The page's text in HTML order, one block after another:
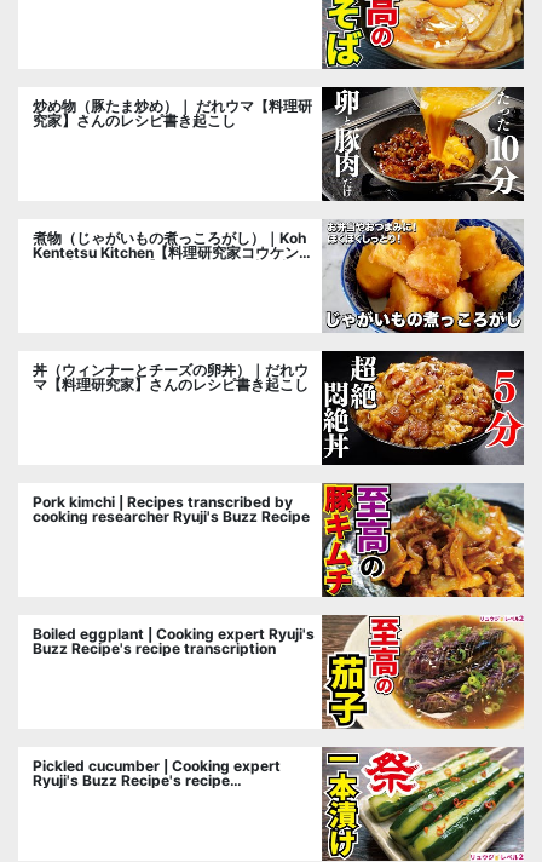
炒め物（豚たま炒め）｜ だれウマ【料理研
究家】さんのレシピ書き起こし
煮物（じゃがいもの煮っころがし）｜Koh
Kentetsu Kitchen【料理研究家コウケンテ
丼（ウィンナーとチーズの卵丼）｜だれウ
マ【料理研究家】さんのレシピ書き起こし
Pork kimchi | Recipes transcribed by
cooking researcher Ryuji's Buzz Recipe
Boiled eggplant | Cooking expert Ryuji's
Buzz Recipe's recipe transcription
Pickled cucumber | Cooking expert
Ryuji's Buzz Recipe's recipe